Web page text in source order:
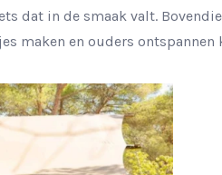
dat in de smaak valt.
maken en ouders ontspannen